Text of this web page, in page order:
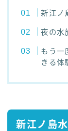
新江ノ
夜の水
もう一
きる体
新江ノ島